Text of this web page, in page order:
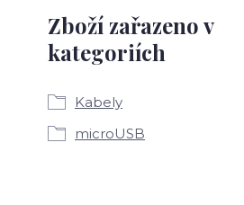
Zboží zařazeno v
kategoriích
Kabely
microUSB